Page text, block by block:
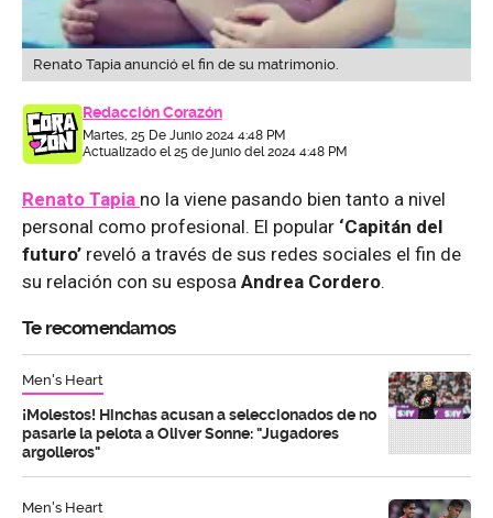
Renato Tapia anunció el fin de su matrimonio.
Redacción Corazón
Martes, 25 De Junio 2024 4:48 PM
Actualizado el 25 de junio del 2024 4:48 PM
Renato Tapia no la viene pasando bien tanto a nivel
personal como profesional. El popular ‘Capitán del
futuro’ reveló a través de sus redes sociales el fin de
su relación con su esposa Andrea Cordero.
Te recomendamos
Men's Heart
¡Molestos! Hinchas acusan a seleccionados de no
pasarle la pelota a Oliver Sonne: "Jugadores
argolleros"
Men's Heart